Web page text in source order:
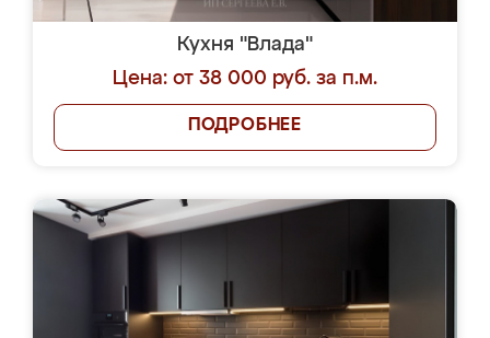
Кухня "Влада"
Цена: от 38 000 руб. за п.м.
ПОДРОБНЕЕ